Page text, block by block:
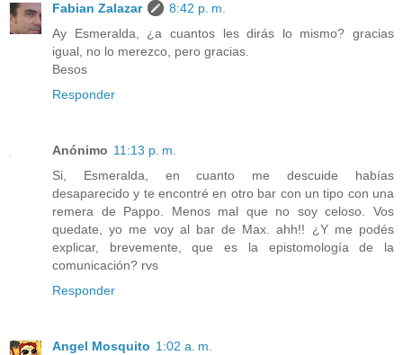
Fabian Zalazar
8:42 p. m.
Ay Esmeralda, ¿a cuantos les dirás lo mismo? gracias
igual, no lo merezco, pero gracias.
Besos
Responder
Anónimo 11:13 p. m.
Si, Esmeralda, en cuanto me descuide habías
desaparecido y te encontré en otro bar con un tipo con una
remera de Pappo. Menos mal que no soy celoso. Vos
quedate, yo me voy al bar de Max. ahh!! ¿Y me podés
explicar, brevemente, que es la epistomología de la
comunicación? rvs
Responder
Angel Mosquito 1:02 a. m.